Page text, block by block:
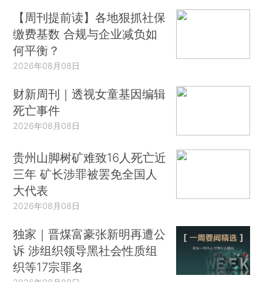
【周刊提前读】各地狠抓社保
缴费基数 合规与企业减负如
何平衡？
2026年08月08日
财新周刊｜透视女童基因编辑
死亡事件
2026年08月08日
贵州山脚树矿难致16人死亡近
三年 矿长涉罪被罢免全国人
大代表
2026年08月08日
独家｜晋煤富豪张新明再遭公
诉 涉组织领导黑社会性质组
织等17宗罪名